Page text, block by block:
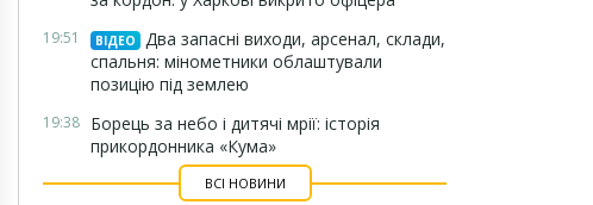
19:51 ВІДЕО
Два запасні виходи, арсенал, склади,
спальня: мінометники облаштували
позицію під землею
19:38 Борець за небо і дитячі мрії: історія
прикордонника «Кума»
ВСІ НОВИНИ